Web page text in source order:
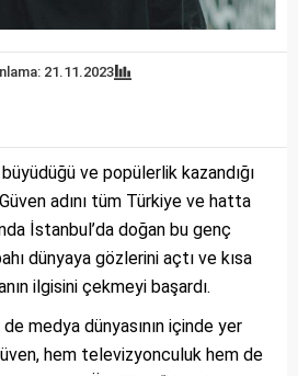
21.11.2023
ve popülerlik kazandığı
adını tüm Türkiye ve hatta
İstanbul’da doğan bu genç
dünyaya gözlerini açtı ve kısa
ilgisini çekmeyi başardı.
medya dünyasının içinde yer
hem televizyonculuk hem de